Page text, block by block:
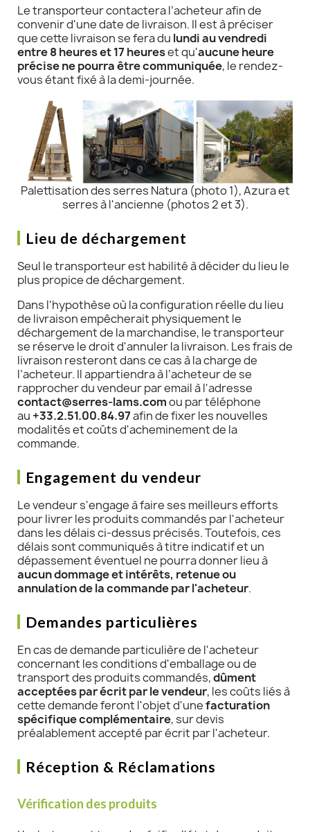
Le transporteur contactera l’acheteur afin de
convenir d'une date de livraison. Il est à préciser
que cette livraison se fera du lundi au vendredi
entre 8 heures et 17 heureset qu'aucune heure
précise ne pourra être communiquée, le rendez-
vous étant fixé à la demi-journée.
Palettisation des serres Natura (photo 1), Azura et
serres à l'ancienne (photos 2 et 3).
Lieu de déchargement
Seul le transporteur est habilité à décider du lieu le
plus propice de déchargement.
Dans l'hypothèse où la configuration réelle du lieu
de livraison empêcherait physiquement le
déchargement de la marchandise, le transporteur
se réserve le droit d'annuler la livraison. Les frais de
livraison resteront dans ce cas à la charge de
l’acheteur. Il appartiendra à l’acheteur de se
rapprocher du vendeur par email à l'adresse
contact@serres-lams.comou par téléphone
au +33.2.51.00.84.97afin de fixer les nouvelles
modalités et coûts d'acheminement de la
commande.
Engagement du vendeur
Le vendeur s'engage à faire ses meilleurs efforts
pour livrer les produits commandés par l'acheteur
dans les délais ci-dessus précisés. Toutefois, ces
délais sont communiqués à titre indicatif et un
dépassement éventuel ne pourra donner lieu à
aucun dommage et intérêts, retenue ou
annulation de la commande par l'acheteur.
Demandes particulières
En cas de demande particulière de l'acheteur
concernant les conditions d'emballage ou de
transport des produits commandés,dûment
acceptées par écrit par le vendeur, les coûts liés à
cette demande feront l'objet d'unefacturation
spécifique complémentaire, sur devis
préalablement accepté par écrit par l'acheteur.
Réception & Réclamations
Vérification des produits